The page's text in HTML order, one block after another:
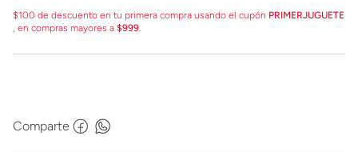
$100 de descuento en tu primera compra usando el cupón PRIMERJUGUETE
, en compras mayores a $999.
Comparte